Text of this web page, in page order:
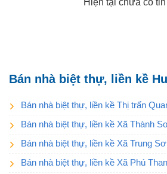
Hiện tại chưa có
Bán nhà biệt thự, liền kề
Bán nhà biệt thự, liền kề Thị trấn
Bán nhà biệt thự, liền kề Xã Thành
Bán nhà biệt thự, liền kề Xã Trung
Bán nhà biệt thự, liền kề Xã Phú